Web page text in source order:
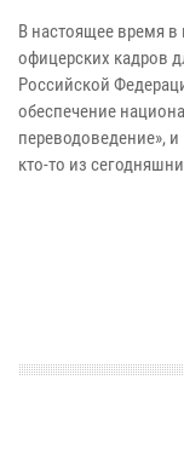
В настоящее время в
офицерских кадров
Российской
обеспечение
переводоведение»,
кто-то из